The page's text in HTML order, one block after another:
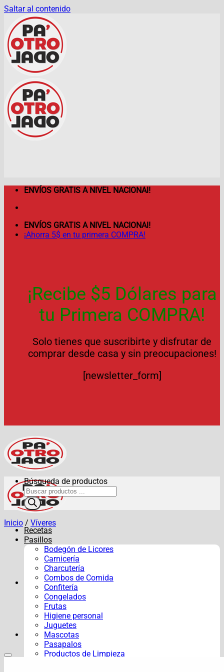
Saltar al contenido
ENVÍOS GRATIS A NIVEL NACIONAl!
ENVÍOS GRATIS A NIVEL NACIONAl!
¡Ahorra 5$ en tu primera COMPRA!
¡Recibe $5 Dólares para
tu Primera COMPRA!
Solo tienes que suscribirte y disfrutar de
comprar desde casa y sin preocupaciones!
[newsletter_form]
Recetas
Pasillos
Bodegón de Licores
Carnicería
Charcutería
Combos de Comida
Confitería
Congelados
Frutas
Higiene personal
Juguetes
Mascotas
Pasapalos
Productos de Limpieza
Búsqueda de productos
Inicio / Víveres